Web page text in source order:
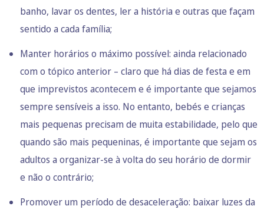
banho, lavar os dentes, ler a história e outras que façam
sentido a cada família;
Manter horários o máximo possível: ainda relacionado
com o tópico anterior – claro que há dias de festa e em
que imprevistos acontecem e é importante que sejamos
sempre sensíveis a isso. No entanto, bebés e crianças
mais pequenas precisam de muita estabilidade, pelo que
quando são mais pequeninas, é importante que sejam os
adultos a organizar-se à volta do seu horário de dormir
e não o contrário;
Promover um período de desaceleração: baixar luzes da